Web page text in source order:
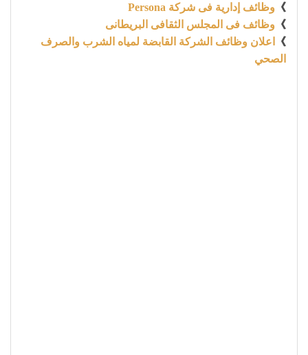
》 وظائف إدارية فى شركة Persona
》 وظائف فى المجلس الثقافى البريطانى
》
اعلان وظائف الشركة القابضة لمياه الشرب والصرف
الصحي